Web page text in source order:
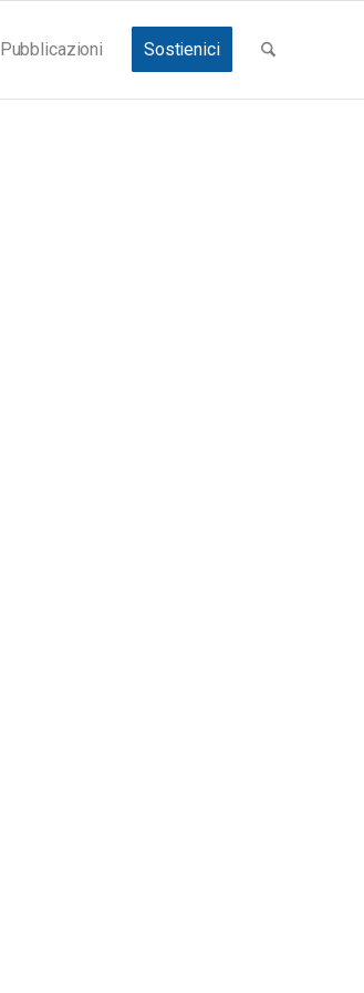
Pubblicazioni Sostienici